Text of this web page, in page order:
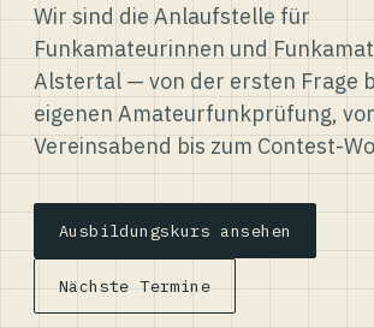
Wir sind die Anlaufstelle für
Funkamateurinnen und
Alstertal — von der ersten Frage
eigenen Amateurfunkprüfung,
Vereinsabend bis zum Contest-
Ausbildungskurs ansehen
Nächste Termine